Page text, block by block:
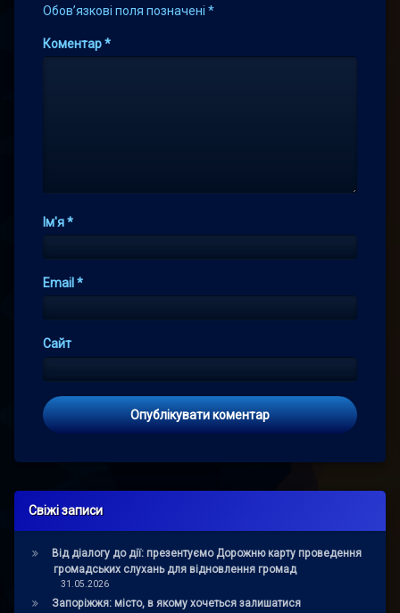
Обов’язкові поля позначені *
Коментар*
Ім'я*
Email *
Сайт
Свіжі записи
Від діалогу до дії: презентуємо Дорожню карту проведення
громадських слухань для відновлення громад
31.05.2026
Запоріжжя: місто, в якому хочеться залишатися